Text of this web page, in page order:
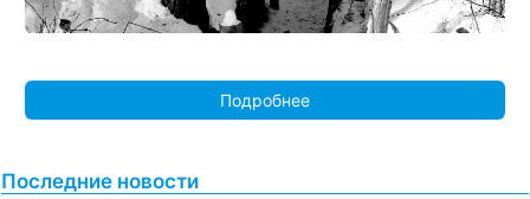
Подробнее
Последние новости